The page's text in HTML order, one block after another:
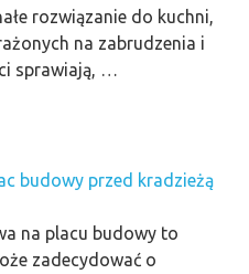
rozwiązanie do kuchni,
na zabrudzenia i
sprawiają, …
budowy przed kradzieżą
na placu budowy to
zadecydować o